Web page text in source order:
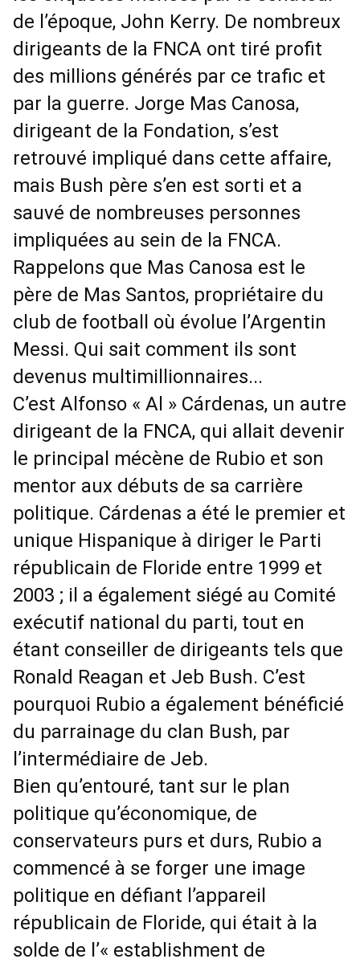
de l’époque, John Kerry. De nombreux
dirigeants de la FNCA ont tiré profit
des millions générés par ce trafic et
par la guerre. Jorge Mas Canosa,
dirigeant de la Fondation, s’est
retrouvé impliqué dans cette affaire,
mais Bush père s’en est sorti et a
sauvé de nombreuses personnes
impliquées au sein de la FNCA.
Rappelons que Mas Canosa est le
père de Mas Santos, propriétaire du
club de football où évolue l’Argentin
Messi. Qui sait comment ils sont
devenus multimillionnaires...
C’est Alfonso « Al » Cárdenas, un autre
dirigeant de la FNCA, qui allait devenir
le principal mécène de Rubio et son
mentor aux débuts de sa carrière
politique. Cárdenas a été le premier et
unique Hispanique à diriger le Parti
républicain de Floride entre 1999 et
2003 ; il a également siégé au Comité
exécutif national du parti, tout en
étant conseiller de dirigeants tels que
Ronald Reagan et Jeb Bush. C’est
pourquoi Rubio a également bénéficié
du parrainage du clan Bush, par
l’intermédiaire de Jeb.
Bien qu’entouré, tant sur le plan
politique qu’économique, de
conservateurs purs et durs, Rubio a
commencé à se forger une image
politique en défiant l’appareil
républicain de Floride, qui était à la
solde de l’« establishment de